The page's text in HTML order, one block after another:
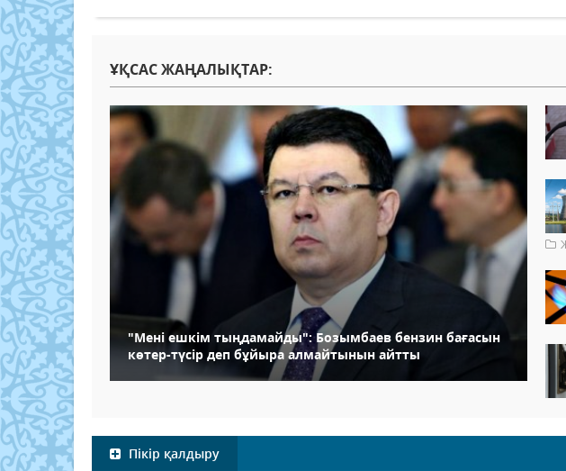
ҰҚСАС ЖАҢАЛЫҚТАР:
"Мені ешкім тыңдамайды": Бозымбаев бензин бағасын
көтер-түсір деп бұйыра алмайтынын айтты
Пікір қалдыру